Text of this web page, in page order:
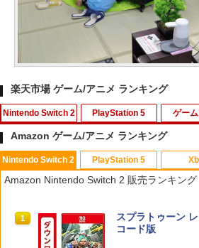
楽天市場 ゲーム/アニメ ランキング
Nintendo Switch 2
1
【ダイヤ・プラチ
リーでポイント10
送】【新品】任
ス
PlayStation 5
1
ゲームテック エ
nado LH [YF2430]
ゲー
1
【中古】ワールド
レブン10
1
【通常版 Blu-ray/
カード3枚セット
勇、猗窩座）】
￥7,450
Amazon ゲーム/アニメ ランキング
Nintendo Switch 2
Amazon Nintendo Switch 2 販売ランキング
1
スプラトゥーン
コード版
PlayStation 5